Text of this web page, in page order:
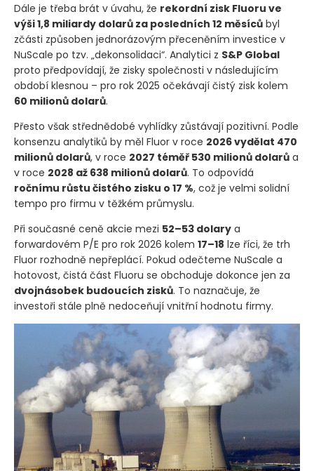
Dále je třeba brát v úvahu, že rekordní zisk Fluoru ve
výši 1,8 miliardy dolarů za posledních 12 měsíců byl
zčásti způsoben jednorázovým přeceněním investice v
NuScale po tzv. „dekonsolidaci“. Analytici z S&P Global
proto předpovídají, že zisky společnosti v následujícím
období klesnou – pro rok 2025 očekávají čistý zisk kolem
60 milionů dolarů.
Přesto však střednědobé vyhlídky zůstávají pozitivní. Podle
konsenzu analytiků by měl Fluor v roce 2026 vydělat 470
milionů dolarů, v roce 2027 téměř 530 milionů dolarů a
v roce 2028 až 638 milionů dolarů. To odpovídá
ročnímu růstu čistého zisku o 17 %, což je velmi solidní
tempo pro firmu v těžkém průmyslu.
Při současné ceně akcie mezi 52–53 dolary a
forwardovém P/E pro rok 2026 kolem 17–18 lze říci, že trh
Fluor rozhodně nepřeplácí. Pokud odečteme NuScale a
hotovost, čistá část Fluoru se obchoduje dokonce jen za
dvojnásobek budoucích zisků. To naznačuje, že
investoři stále plně nedoceňují vnitřní hodnotu firmy.